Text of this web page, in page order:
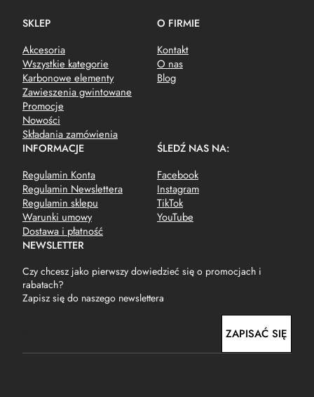
SKLEP
Akcesoria
Wszystkie kategorie
Karbonowe elementy
Zawieszenia gwintowane
Promocje
Nowości
Składania zamówienia
O FIRMIE
Kontakt
O nas
Blog
INFORMACJE
Regulamin Konta
Regulamin Newslettera
Regulamin sklepu
Warunki umowy
Dostawa i płatność
ŚLEDŹ NAS NA:
Facebook
Instagram
TikTok
YouTube
NEWSLETTER
Czy chcesz jako pierwszy dowiedzieć się o promocjach i
rabatach?
Zapisz się do naszego newslettera
a
ZAPISAĆ SIĘ